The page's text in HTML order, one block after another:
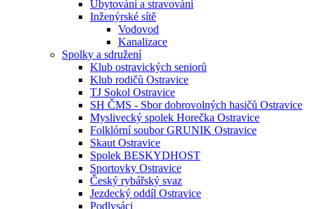
Ubytování a stravování
Inženýrské sítě
Vodovod
Kanalizace
Spolky a sdružení
Klub ostravických seniorů
Klub rodičů Ostravice
TJ Sokol Ostravice
SH ČMS - Sbor dobrovolných hasičů Ostravice
Myslivecký spolek Horečka Ostravice
Folklórní soubor GRUNIK Ostravice
Skaut Ostravice
Spolek BESKYDHOST
Sportovky Ostravice
Český rybářský svaz
Jezdecký oddíl Ostravice
Podlysáci